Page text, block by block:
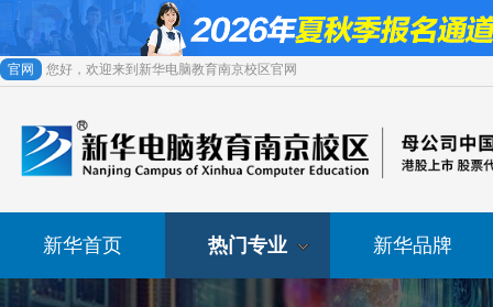
官网 您好，欢迎来到新华电脑教育南京校区官网
新华首页 热门专业 新华品牌